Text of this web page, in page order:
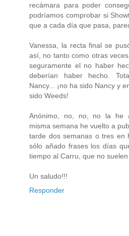
recámara para poder
podríamos comprobar si
que a cada día que pasa,
Vanessa, la recta final se
así, no tanto como otras
seguramente el no haber
deberían haber hecho.
Nancy... ¡no ha sido Nancy y
sido Weeds!
Anónimo, no, no, no la he
misma semana he vuelto a
tarde dos semanas o tres en
sólo añado frases los días
tiempo al Carru, que no
Un saludo!!!
Responder